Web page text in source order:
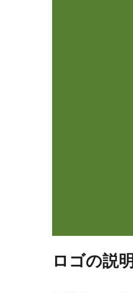
ロゴの説明